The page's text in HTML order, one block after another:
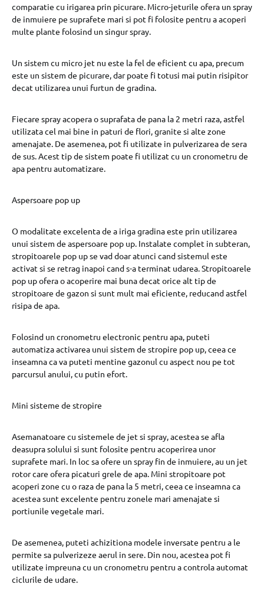
comparatie cu irigarea prin picurare. Micro-jeturile ofera un spray
de inmuiere pe suprafete mari si pot fi folosite pentru a acoperi
multe plante folosind un singur spray.
Un sistem cu micro jet nu este la fel de eficient cu apa, precum
este un sistem de picurare, dar poate fi totusi mai putin risipitor
decat utilizarea unui furtun de gradina.
Fiecare spray acopera o suprafata de pana la 2 metri raza, astfel
utilizata cel mai bine in paturi de flori, granite si alte zone
amenajate. De asemenea, pot fi utilizate in pulverizarea de sera
de sus. Acest tip de sistem poate fi utilizat cu un cronometru de
apa pentru automatizare.
Aspersoare pop up
O modalitate excelenta de a iriga gradina este prin utilizarea
unui sistem de aspersoare pop up. Instalate complet in subteran,
stropitoarele pop up se vad doar atunci cand sistemul este
activat si se retrag inapoi cand s-a terminat udarea. Stropitoarele
pop up ofera o acoperire mai buna decat orice alt tip de
stropitoare de gazon si sunt mult mai eficiente, reducand astfel
risipa de apa.
Folosind un cronometru electronic pentru apa, puteti
automatiza activarea unui sistem de stropire pop up, ceea ce
inseamna ca va puteti mentine gazonul cu aspect nou pe tot
parcursul anului, cu putin efort.
Mini sisteme de stropire
Asemanatoare cu sistemele de jet si spray, acestea se afla
deasupra solului si sunt folosite pentru acoperirea unor
suprafete mari. In loc sa ofere un spray fin de inmuiere, au un jet
rotor care ofera picaturi grele de apa. Mini stropitoare pot
acoperi zone cu o raza de pana la 5 metri, ceea ce inseamna ca
acestea sunt excelente pentru zonele mari amenajate si
portiunile vegetale mari.
De asemenea, puteti achizitiona modele inversate pentru a le
permite sa pulverizeze aerul in sere. Din nou, acestea pot fi
utilizate impreuna cu un cronometru pentru a controla automat
ciclurile de udare.